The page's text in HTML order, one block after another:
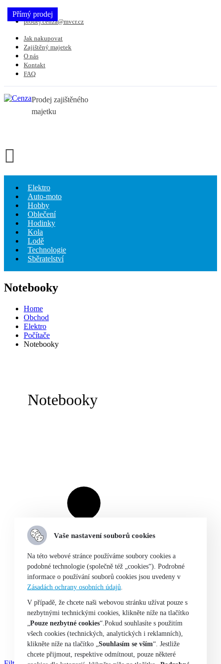
734 864 798
prodej.cenza@mvcr.cz
Jak nakupovat
Zajištěný majetek
O nás
Kontakt
FAQ
Prodej zajištěného
majetku
Elektro
Auto-moto
Hobby
Oblečení
Hodinky
Kola
Lodě
Technologie
Sběratelství
Notebooky
Home
Obchod
Elektro
Počítače
Notebooky
Notebooky
Přímý prodej
Vaše nastavení souborů cookies
Na této webové stránce používáme soubory cookies a
podobné technologie (společně též „cookies“). Podrobné
informace o používání souborů cookies jsou uvedeny v
Zásadách ochrany osobních údajů
V případě, že chcete naši webovou stránku užívat pouze s
nezbytnými technickými cookies, klikněte níže na tlačítko
„Pouze nezbytné cookies“.Pokud souhlasíte s použitím
všech cookies (technických, analytických i reklamních),
klikněte níže na tlačítko „Souhlasím se vším“. Jestliže
chcete přijmout, respektive odmítnout, pouze některé